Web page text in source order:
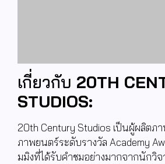
เกี่ยวกับ 20TH
STUDIOS:
20th Century Studios เป็นผู้ผลิตภ
ภาพยนตร์ระดับรางวัล Academy
มมิงที่ได้รับคำชมอย่างมากจากนักวิจ